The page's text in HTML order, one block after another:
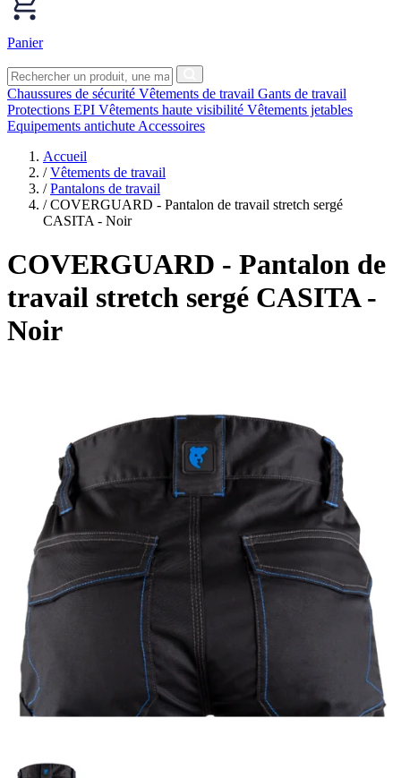
Panier
Chaussures de sécurité Vêtements de travail Gants de travail
Protections EPI Vêtements haute visibilité Vêtements jetables
Equipements antichute Accessoires
Accueil
/ Vêtements de travail
/ Pantalons de travail
/ COVERGUARD - Pantalon de travail stretch sergé
CASITA - Noir
COVERGUARD - Pantalon de
travail stretch sergé CASITA -
Noir